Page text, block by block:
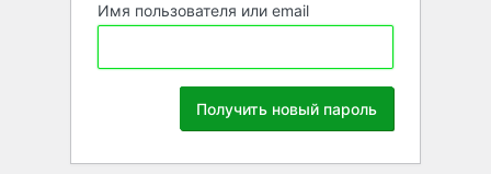
Имя пользователя или email